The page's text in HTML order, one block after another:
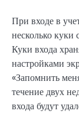
При входе в
несколько
Куки входа
настройками
«Запомнить
течение двух
входа будут